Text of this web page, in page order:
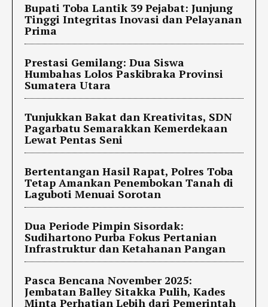
Bupati Toba Lantik 39 Pejabat: Junjung
Tinggi Integritas Inovasi dan Pelayanan
Prima
Prestasi Gemilang: Dua Siswa
Humbahas Lolos Paskibraka Provinsi
Sumatera Utara
Tunjukkan Bakat dan Kreativitas, SDN
Pagarbatu Semarakkan Kemerdekaan
Lewat Pentas Seni
Bertentangan Hasil Rapat, Polres Toba
Tetap Amankan Penembokan Tanah di
Laguboti Menuai Sorotan
Dua Periode Pimpin Sisordak:
Sudihartono Purba Fokus Pertanian
Infrastruktur dan Ketahanan Pangan
Pasca Bencana November 2025:
Jembatan Balley Sitakka Pulih, Kades
Minta Perhatian Lebih dari Pemerintah